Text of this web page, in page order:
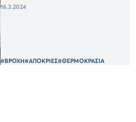
16.3.2024
#ΒΡΟΧΗ#ΑΠΟΚΡΙΕΣ#ΘΕΡΜΟΚΡΑΣΙΑ